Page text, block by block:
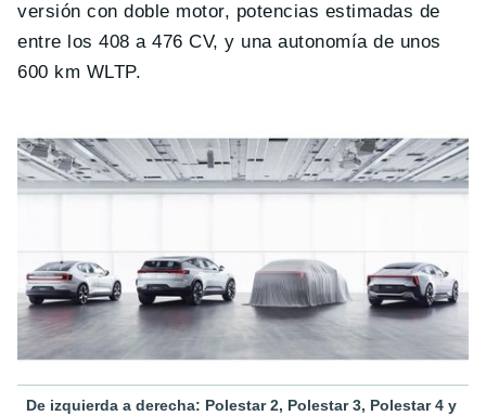
versión con doble motor, potencias estimadas de
entre los 408 a 476 CV, y una autonomía de unos
600 km WLTP.
De izquierda a derecha: Polestar 2, Polestar 3, Polestar 4 y